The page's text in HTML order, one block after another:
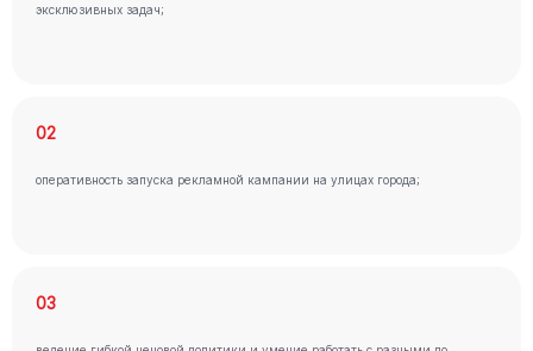
эксклюзивных задач;
02
оперативность запуска рекламной кампании на улицах города;
03